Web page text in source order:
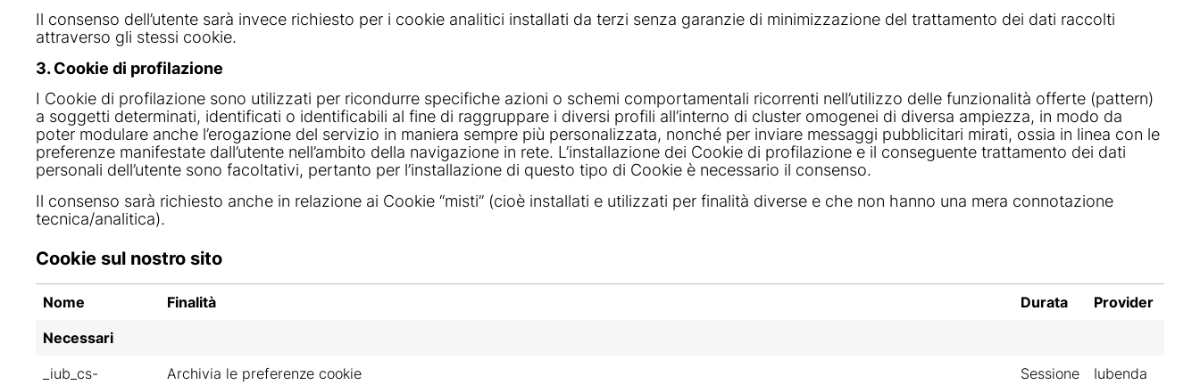
Il consenso dell’utente sarà invece richiesto per i cookie analitici installati da terzi senza garanzie di minimizzazione del trattamento dei dati raccolti
attraverso gli stessi cookie.
3. Cookie di profilazione
I Cookie di profilazione sono utilizzati per ricondurre specifiche azioni o schemi comportamentali ricorrenti nell’utilizzo delle funzionalità offerte (pattern)
a soggetti determinati, identificati o identificabili al fine di raggruppare i diversi profili all’interno di cluster omogenei di diversa ampiezza, in modo da
poter modulare anche l’erogazione del servizio in maniera sempre più personalizzata, nonché per inviare messaggi pubblicitari mirati, ossia in linea con le
preferenze manifestate dall’utente nell’ambito della navigazione in rete. L’installazione dei Cookie di profilazione e il conseguente trattamento dei dati
personali dell’utente sono facoltativi, pertanto per l’installazione di questo tipo di Cookie è necessario il consenso.
Il consenso sarà richiesto anche in relazione ai Cookie “misti” (cioè installati e utilizzati per finalità diverse e che non hanno una mera connotazione
tecnica/analitica).
Cookie sul nostro sito
Nome Finalità Durata
Provider
Necessari
_iub_cs-
Archivia le preferenze cookie Sessione Iubenda